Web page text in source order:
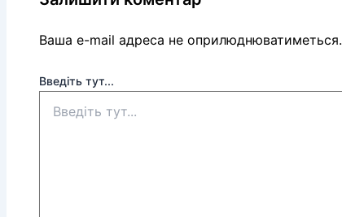
Ваша e-mail адреса не оприлюднюватиметься.
Введіть тут...